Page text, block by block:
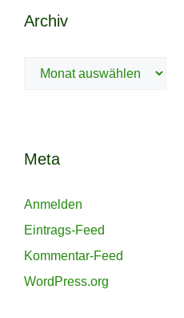
Archiv
Archiv
Meta
Anmelden
Eintrags-Feed
Kommentar-Feed
WordPress.org